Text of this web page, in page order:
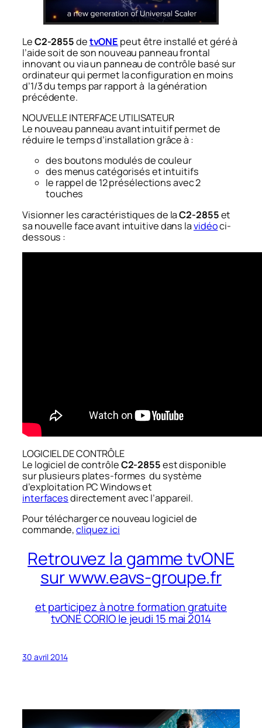
LeC2-2855detvONE peut être installé et géré à
l’aide soit de son nouveau panneau frontal
innovant ou via un panneau de contrôle basé sur
ordinateur qui permet la configuration en moins
d’1/3 du temps par rapport à la génération
précédente.
NOUVELLE INTERFACE UTILISATEUR
Le nouveau panneau avant intuitif permet de
réduire le temps d’installation grâce à :
des boutons modulés de couleur
des menus catégorisés et intuitifs
le rappel de 12 présélections avec 2
touches
Visionner les caractéristiques de laC2-2855et
sa nouvelle face avant intuitive dans lavidéoci-
dessous :
LOGICIEL DE CONTRÔLE
Le logiciel de contrôleC2-2855est disponible
sur plusieurs plates-formes du système
d’exploitation PC Windows et
interfacesdirectement avec l’appareil.
Pour télécharger ce nouveau logiciel de
commande,cliquez ici
Retrouvez la gamme tvONE
sur www.eavs-groupe.fr
et participez à notre formation gratuite
tvONE CORIO le jeudi 15 mai 2014
30 avril 2014